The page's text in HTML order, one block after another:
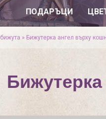
ПОДАРЪЦИ
» Бижутерка ангел върху